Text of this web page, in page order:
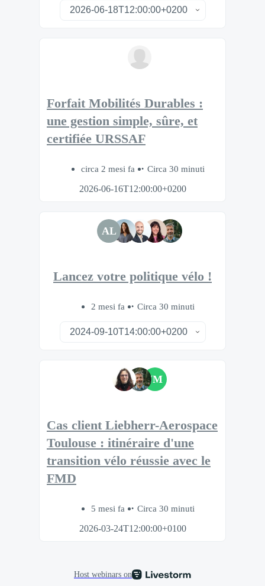
Forfait Mobilités Durables :
une gestion simple, sûre, et
certifiée URSSAF
circa 2 mesi fa
Circa 30 minuti
2026-06-16T12:00:00+0200
AL
Lancez votre politique vélo !
2 mesi fa Circa 30 minuti
JM
Cas client Liebherr-Aerospace
Toulouse : itinéraire d'une
transition vélo réussie avec le
FMD
5 mesi fa
Circa 30 minuti
2026-03-24T12:00:00+0100
Host webinars on